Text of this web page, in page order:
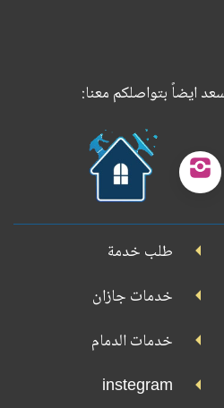
ايضاً بتواصلكم معنا:
تابعنا
إنستجرام
جوجل
طلب خدمة
خدمات جازان
خدمات الدمام
instegram